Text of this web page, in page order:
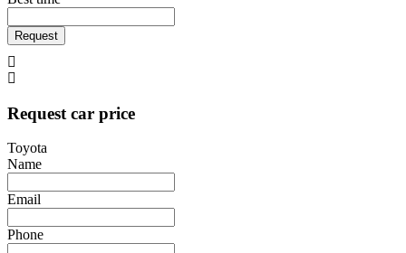
Request
Request car price
Toyota
Name
Email
Phone